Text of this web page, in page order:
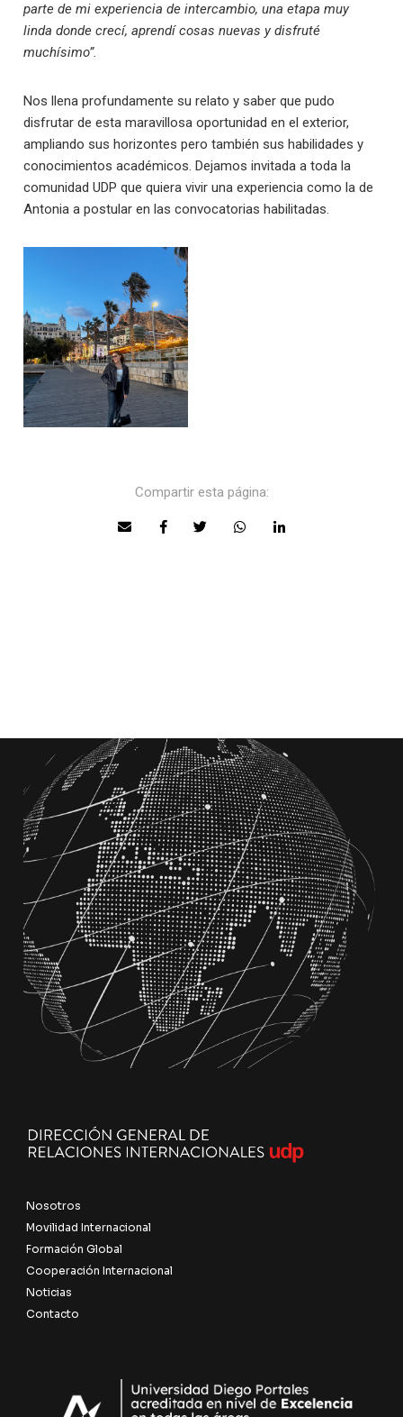
parte de mi experiencia de intercambio, una etapa muy
linda donde crecí, aprendí cosas nuevas y disfruté
muchísimo”.
Nos llena profundamente su relato y saber que pudo
disfrutar de esta maravillosa oportunidad en el exterior,
ampliando sus horizontes pero también sus habilidades y
conocimientos académicos. Dejamos invitada a toda la
comunidad UDP que quiera vivir una experiencia como la de
Antonia a postular en las convocatorias habilitadas.
Compartir esta página:
Nosotros
Movilidad Internacional
Formación Global
Cooperación Internacional
Noticias
Contacto